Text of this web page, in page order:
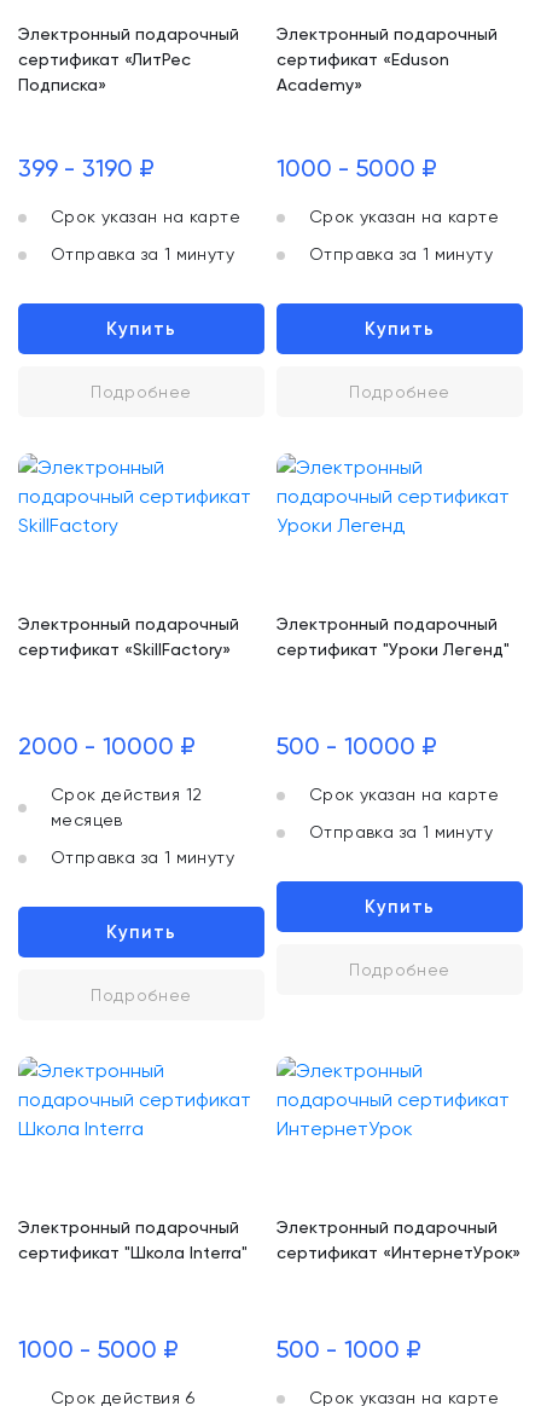
Электронный подарочный
сертификат «ЛитРес
Подписка»
399 - 3190 ₽
Срок указан на карте
Отправка за 1 минуту
Купить
Подробнее
Электронный подарочный
сертификат «Eduson
Academy»
1000 - 5000 ₽
Срок указан на карте
Отправка за 1 минуту
Купить
Подробнее
Электронный подарочный
сертификат «SkillFactory»
2000 - 10000 ₽
Срок действия 12
месяцев
Отправка за 1 минуту
Купить
Подробнее
Электронный подарочный
сертификат "Уроки Легенд"
500 - 10000 ₽
Срок указан на карте
Отправка за 1 минуту
Купить
Подробнее
Электронный подарочный
сертификат "Школа Interra"
1000 - 5000 ₽
Срок действия 6
Электронный подарочный
сертификат «ИнтернетУрок»
500 - 1000 ₽
Срок указан на карте